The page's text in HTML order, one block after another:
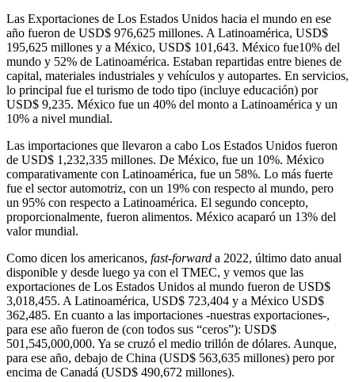
Las Exportaciones de Los Estados Unidos hacia el mundo en ese
año fueron de USD$ 976,625 millones. A Latinoamérica, USD$
195,625 millones y a México, USD$ 101,643. México fue10% del
mundo y 52% de Latinoamérica. Estaban repartidas entre bienes de
capital, materiales industriales y vehículos y autopartes. En servicios,
lo principal fue el turismo de todo tipo (incluye educación) por
USD$ 9,235. México fue un 40% del monto a Latinoamérica y un
10% a nivel mundial.
Las importaciones que llevaron a cabo Los Estados Unidos fueron
de USD$ 1,232,335 millones. De México, fue un 10%. México
comparativamente con Latinoamérica, fue un 58%. Lo más fuerte
fue el sector automotriz, con un 19% con respecto al mundo, pero
un 95% con respecto a Latinoamérica. El segundo concepto,
proporcionalmente, fueron alimentos. México acaparó un 13% del
valor mundial.
Como dicen los americanos, fast-forward a 2022, último dato anual
disponible y desde luego ya con el TMEC, y vemos que las
exportaciones de Los Estados Unidos al mundo fueron de USD$
3,018,455. A Latinoamérica, USD$ 723,404 y a México USD$
362,485. En cuanto a las importaciones -nuestras exportaciones-,
para ese año fueron de (con todos sus “ceros”): USD$
501,545,000,000. Ya se cruzó el medio trillón de dólares. Aunque,
para ese año, debajo de China (USD$ 563,635 millones) pero por
encima de Canadá (USD$ 490,672 millones).